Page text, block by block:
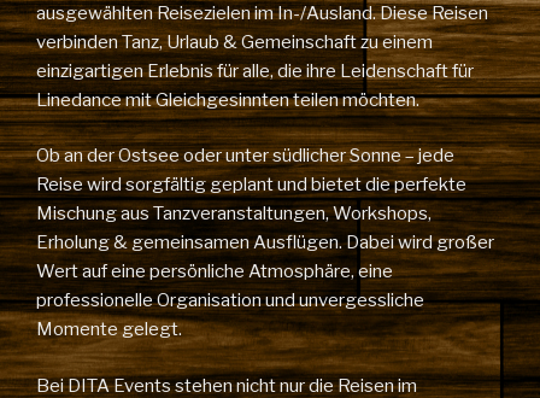
ausgewählten Reisezielen im In-/Ausland. Diese Reisen
verbinden Tanz, Urlaub & Gemeinschaft zu einem
einzigartigen Erlebnis für alle, die ihre Leidenschaft für
Linedance mit Gleichgesinnten teilen möchten.
Ob an der Ostsee oder unter südlicher Sonne – jede
Reise wird sorgfältig geplant und bietet die perfekte
Mischung aus Tanzveranstaltungen, Workshops,
Erholung & gemeinsamen Ausflügen. Dabei wird großer
Wert auf eine persönliche Atmosphäre, eine
professionelle Organisation und unvergessliche
Momente gelegt.
Bei DITA Events stehen nicht nur die Reisen im